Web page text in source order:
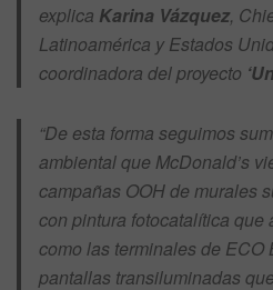
explica Karina Vázquez,
Latinoamérica y Estados
coordinadora del proyecto
“De esta forma seguimos
ambiental que McDonald’s
campañas OOH de murales
con pintura fotocatalítica que
como las terminales de ECO
pantallas transiluminadas